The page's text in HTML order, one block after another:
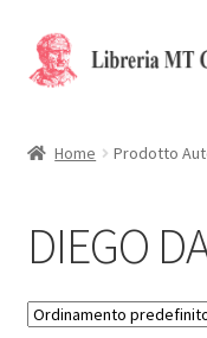
Vai
alla
Vai
al
La Storia
Contattaci
Home Prodotto
DIEGO